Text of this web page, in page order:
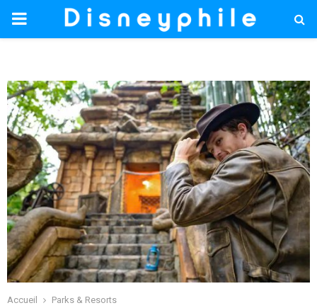
PRIMARY
Accueil
Parks & Resorts